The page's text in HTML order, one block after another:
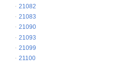
21082
21083
21090
21093
21099
21100